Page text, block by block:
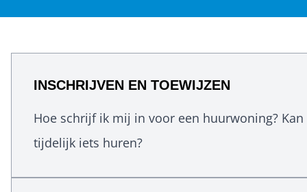
INSCHRIJVEN EN TOEWIJZEN
Hoe schrijf ik mij in voor een huurwoning? Kan
tijdelijk iets huren?